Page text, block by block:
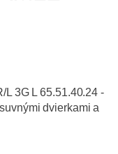
L 3G L 65.51.40.24 -
dvierkami a